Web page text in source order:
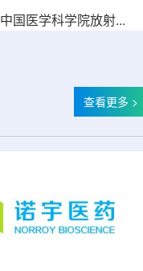
股90%打通核医
不列颠哥伦比亚癌症中心林国贤教授中国医学科学院放射医学研究所开展学术交流
查看更多 >